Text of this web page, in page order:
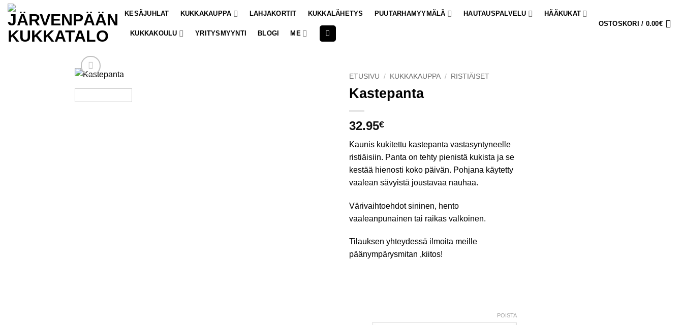
Skip
content
KESÄJUHLAT KUKKAKAUPPA LAHJAKORTIT KUKKALÄHETYS PUUTARHAMYYMÄLÄ HAUTAUSPALVELU HÄÄKUKAT
KUKKAKOULU YRITYSMYYNTI BLOGI ME
OSTOSKORI / 0.00€
ETUSIVU / KUKKAKAUPPA / RISTIÄISET
Kastepanta
32.95€
Kaunis kukitettu kastepanta vastasyntyneelle
ristiäisiin. Panta on tehty pienistä kukista ja se
kestää hienosti koko päivän. Pohjana käytetty
vaalean sävyistä joustavaa nauhaa.
Värivaihtoehdot sininen, hento
vaaleanpunainen tai raikas valkoinen.
Tilauksen yhteydessä ilmoita meille
päänympärysmitan ,kiitos!
POISTA